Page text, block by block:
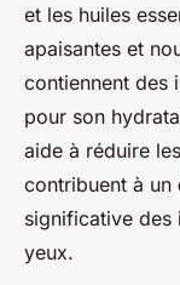
et les huiles
apaisantes et
contiennent des
pour son
aide à réduire
contribuent à un
significative des
yeux.